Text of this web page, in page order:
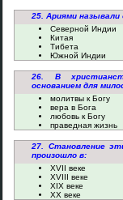
25. Ариями называли
Северной Индии
Китая
Тибета
Южной Индии
26. В
основанием для
молитвы к Богу
вера в Бога
любовь к Богу
праведная жизнь
27. Становление
произошло в:
XVII веке
XVIII веке
XIX веке
XX веке